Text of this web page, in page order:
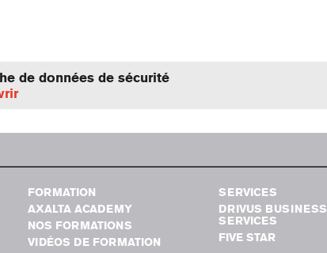
de données de sécurité
FORMATION
AXALTA ACADEMY
NOS FORMATIONS
VIDÉOS DE FORMATION
SERVICES
DRIVUS BUSINESS
SERVICES
FIVE STAR